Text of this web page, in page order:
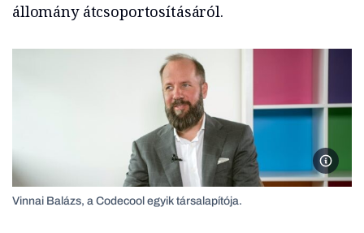
állomány átcsoportosításáról.
Vinnai Balázs, a Codecool egyik társalapítója.